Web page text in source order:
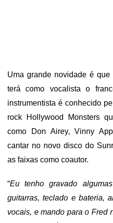
Uma grande novidade é que
terá como vocalista o
instrumentista é conhecido
rock Hollywood Monsters
como Don Airey, Vinny
cantar no novo disco do
as faixas como coautor.
“Eu tenho gravado
guitarras, teclado e bateria,
vocais, e mando para o Fred